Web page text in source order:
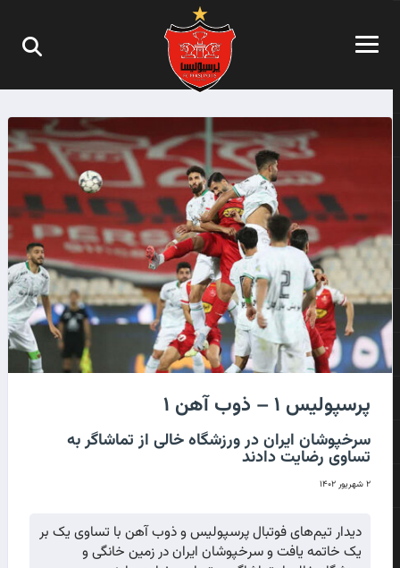
پرسپولیس ۱ – ذوب آهن ۱
سرخپوشان ایران در ورزشگاه خالی از تماشاگر به
تساوی رضایت دادند
۲ شهریور ۱۴۰۲
دیدار تیم‌های فوتبال پرسپولیس و ذوب آهن با تساوی یک بر
یک خاتمه یافت و سرخپوشان ایران در زمین خانگی و